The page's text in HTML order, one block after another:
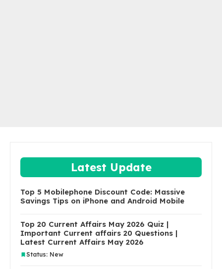
Latest Update
Top 5 Mobilephone Discount Code: Massive
Savings Tips on iPhone and Android Mobile
Top 20 Current Affairs May 2026 Quiz |
Important Current affairs 20 Questions |
Latest Current Affairs May 2026
Status: New